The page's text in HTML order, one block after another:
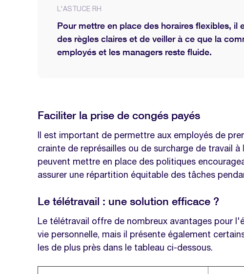
L'ASTUCE RH
Pour mettre en place des horaires flexibles, il
des règles claires et de veiller à ce que la
employés et les managers reste fluide.
Faciliter la prise de congés payés
Il est important de permettre aux employés de
crainte de représailles ou de surcharge de travail à
peuvent mettre en place des politiques
assurer une répartition équitable des tâches
Le télétravail : une solution efficace ?
Le télétravail offre de nombreux avantages pour
vie personnelle, mais il présente également
les de plus près dans le tableau ci-dessous.